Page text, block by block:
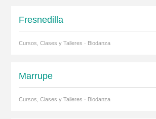
Fresnedilla
Cursos, Clases y Talleres · Biodanza
Marrupe
Cursos, Clases y Talleres · Biodanza